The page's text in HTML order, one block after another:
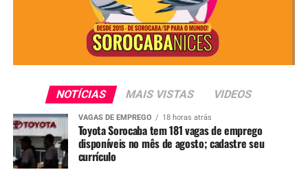
“O preso precisa ter cumprido1/6 da pena
1/4, se forreincidente. Além disso, o
comportamento dentro do presídio deve ser considerado
adequado, com avaliação do diretor da unidade”, explica.
Outro requisito é a declaração de endereço
período da saída temporária.
Números das últimas saídas
NOTÍCIAS MAIS VISTAS VIDEOS
VAGAS DE EMPREGO 18 horas atrás
Toyota Sorocaba tem 181 vagas de emprego
disponíveis no mês de agosto; cadastre seu
currículo